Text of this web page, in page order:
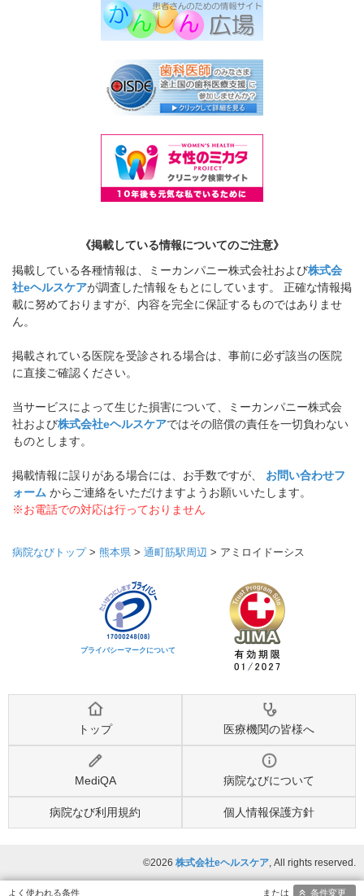
《掲載している情報についてのご注意》
掲載している各種情報は、ミーカンパニー株式会社および株式会
社eヘルスケアが調査した情報をもとにしています。 正確な情報掲
載に努めておりますが、内容を完全に保証するものではありませ
ん。
掲載されている医院を受診される場合は、事前に必ず該当の医院
に直接ご確認ください。
当サービスによって生じた損害について、ミーカンパニー株式会
社および株式会社eヘルスケアではその賠償の責任を一切負わない
ものとします。
掲載情報に誤りがある場合には、お手数ですが、 お問い合わせフ
ォーム からご連絡をいただけますようお願いいたします。
※お電話での対応は行っておりません
病院なびトップ> 熊本県 > 通町筋駅周辺 > アミロイドーシス
プライバシーマークについて
トップ 医療機関の皆様へ
MediQA 病院なびについて
病院なび利用規約 個人情報保護方針
©2026 株式会社eヘルスケア, All rights reserved.
条件変更